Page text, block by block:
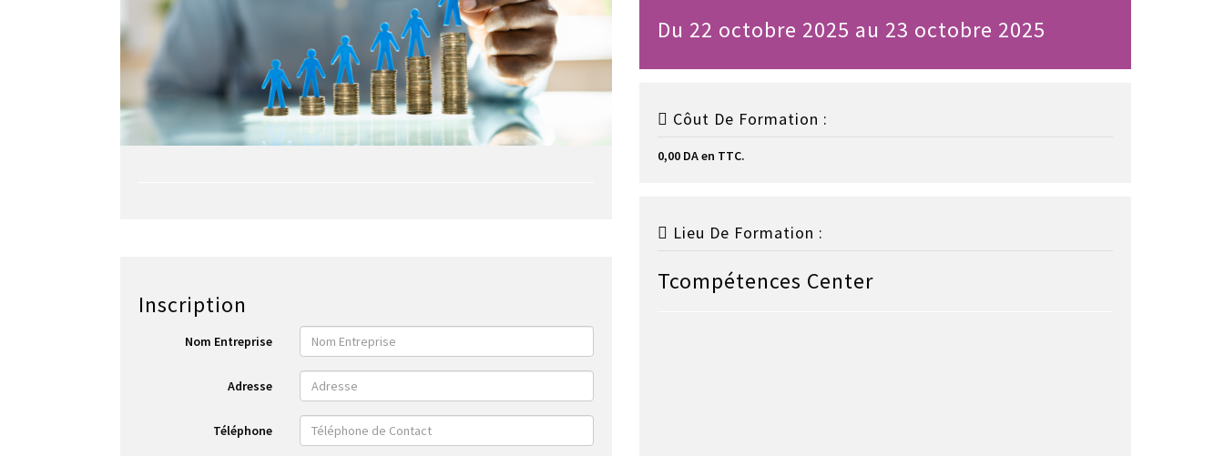
Inscription
Nom Entreprise
Adresse
Téléphone
Du 22 octobre 2025 au 23 octobre 2025
Côut De Formation :
0,00 DA en TTC.
Lieu De Formation :
Tcompétences Center